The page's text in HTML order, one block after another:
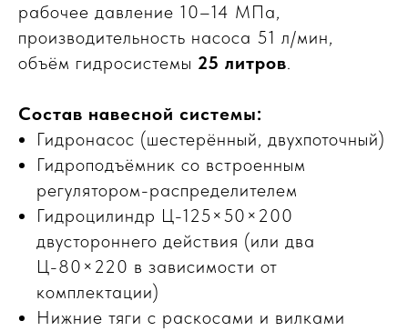
рабочее давление 10–14 МПа,
производительность насоса 51 л/мин,
объём гидросистемы 25 литров.
Состав навесной системы:
Гидронасос (шестерённый, двухпоточный)
Гидроподъёмник со встроенным
регулятором-распределителем
Гидроцилиндр Ц-125×50×200
двустороннего действия (или два
Ц-80×220 в зависимости от
комплектации)
Нижние тяги с раскосами и вилками